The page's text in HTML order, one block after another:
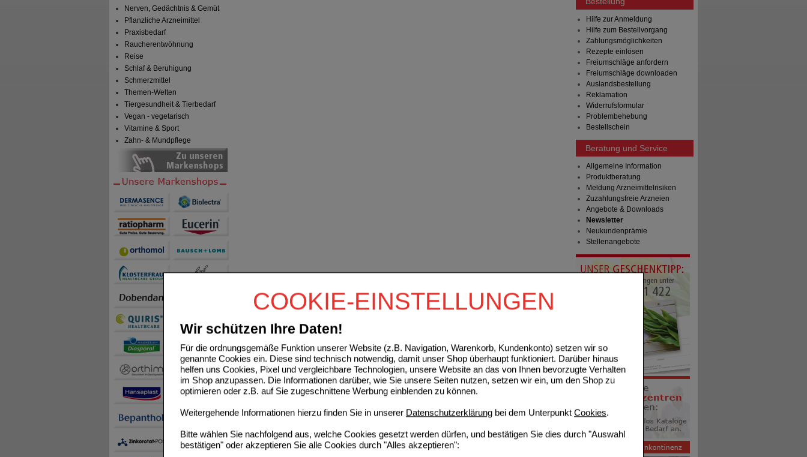
COOKIE-EINSTELLUNGEN
Wir schützen Ihre Daten!
Für die ordnungsgemäße Funktion unserer Website (z.B. Navigation, Warenkorb, Kundenkonto) setzen wir so
genannte Cookies ein. Diese sind technisch notwendig, damit unser Shop überhaupt funktioniert. Darüber hinaus
helfen uns Cookies, Pixel und vergleichbare Technologien, unsere Website an das von Ihnen bevorzugte Verhalten
im Shop anzupassen. Die Informationen darüber, wie Sie unsere Seiten nutzen, setzen wir ein, um den Shop zu
optimieren oder z.B. auf Sie zugeschnittene Werbung einblenden zu können.
Weitergehende Informationen hierzu finden Sie in unserer Datenschutzerklärung bei dem Unterpunkt Cookies.
Bitte wählen Sie nachfolgend aus, welche Cookies gesetzt werden dürfen, und bestätigen Sie dies durch "Auswahl
bestätigen" oder akzeptieren Sie alle Cookies durch "Alles akzeptieren":
Nerven, Gedächtnis & Gemüt
Pflanzliche Arzneimittel
Praxisbedarf
Raucherentwöhnung
Reise
Schlaf & Beruhigung
Schmerzmittel
Themen-Welten
Tiergesundheit & Tierbedarf
Vegan - vegetarisch
Vitamine & Sport
Zahn- & Mundpflege
Hilfe zur Anmeldung
Hilfe zum Bestellvorgang
Zahlungsmöglichkeiten
Rezepte einlösen
Freiumschläge anfordern
Freiumschläge downloaden
Auslandsbestellung
Reklamation
Widerrufsformular
Problembehebung
Bestellschein
Beratung und Service
Allgemeine Information
Produktberatung
Meldung Arzneimittelrisiken
Zuzahlungsfreie Arzneien
Angebote & Downloads
Newsletter
Neukundenprämie
Stellenangebote